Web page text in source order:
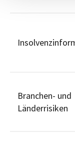
Branchen- und
Länderrisiken